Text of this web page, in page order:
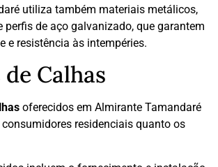
utiliza também materiais metálicos,
perfis de aço galvanizado, que garantem
e resistência às intempéries.
Calhas
oferecidos em Almirante Tamandaré
residenciais quanto os